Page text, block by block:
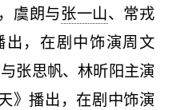
虞朗与张一山、常戎
，在剧中饰演周文
张思帆、林昕阳主演
》播出，在剧中饰演